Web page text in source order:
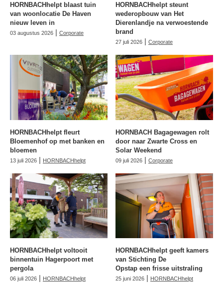
HORNBACHhelpt blaast tuin
van woonlocatie De Haven
nieuw leven in
03 augustus 2026 | Corporate
HORNBACHhelpt steunt
wederopbouw van Het
Dierenlandje na verwoestende
brand
27 juli 2026 | Corporate
HORNBACHhelpt fleurt
Bloemenhof op met banken en
bloemen
13 juli 2026 | HORNBACHhelpt
HORNBACH Bagagewagen rolt
door naar Zwarte Cross en
Solar Weekend
09 juli 2026 | Corporate
HORNBACHhelpt voltooit
binnentuin Hagerpoort met
pergola
06 juli 2026 | HORNBACHhelpt
HORNBACHhelpt geeft kamers
van Stichting De
Opstap een frisse uitstraling
25 juni 2026 | HORNBACHhelpt